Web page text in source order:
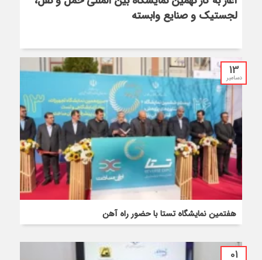
لجستیک و صنایع وابسته
13
دسامبر
هفتمین نمایشگاه تستا با حضور راه آهن
01